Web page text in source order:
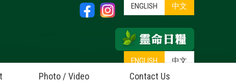
ENGLISH 中文
ENGLISH 中文
Photo / Video Contact Us